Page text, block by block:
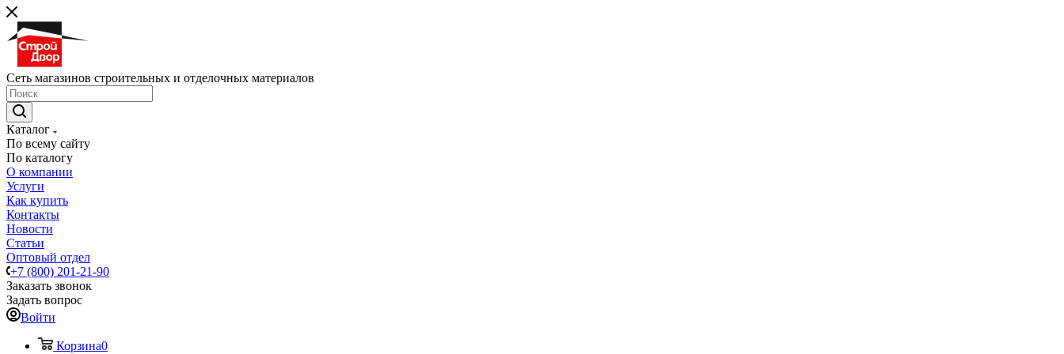
Сеть магазинов строительных и отделочных материалов
Каталог
По всему сайту
По каталогу
О компании
Услуги
Как купить
Контакты
Новости
Статьи
Оптовый отдел
+7 (800) 201-21-90
Заказать звонок
Задать вопрос
Войти
Корзина0